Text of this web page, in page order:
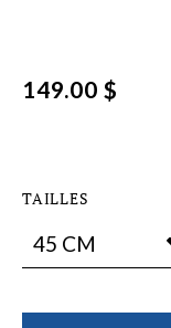
149.00 $
TAILLES